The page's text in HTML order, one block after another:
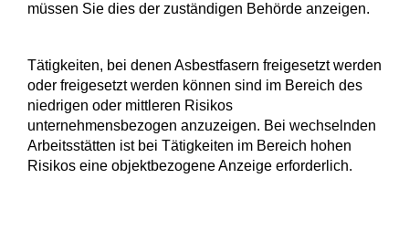
müssen Sie dies der zuständigen Behörde anzeigen.
Tätigkeiten, bei denen Asbestfasern freigesetzt werden
oder freigesetzt werden können sind im Bereich des
niedrigen oder mittleren Risikos
unternehmensbezogen anzuzeigen. Bei wechselnden
Arbeitsstätten ist bei Tätigkeiten im Bereich hohen
Risikos eine objektbezogene Anzeige erforderlich.